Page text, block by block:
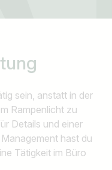
sein, anstatt in der
Rampenlicht zu
Details und einer
hast du
Tätigkeit im Büro